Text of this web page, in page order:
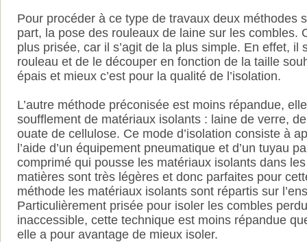
Pour procéder à ce type de travaux deux méthodes
part, la pose des rouleaux de laine sur les combles.
plus prisée, car il s’agit de la plus simple. En effet, il
rouleau et de le découper en fonction de la taille
épais et mieux c’est pour la qualité de l’isolation.
L’autre méthode préconisée est moins répandue,
soufflement de matériaux isolants : laine de verre,
ouate de cellulose. Ce mode d’isolation consiste à
l’aide d’un équipement pneumatique et d’un tuyau
comprimé qui pousse les matériaux isolants dans
matières sont très légères et donc parfaites pour
méthode les matériaux isolants sont répartis sur
Particulièrement prisée pour isoler les combles
inaccessible, cette technique est moins répandue
elle a pour avantage de mieux isoler.